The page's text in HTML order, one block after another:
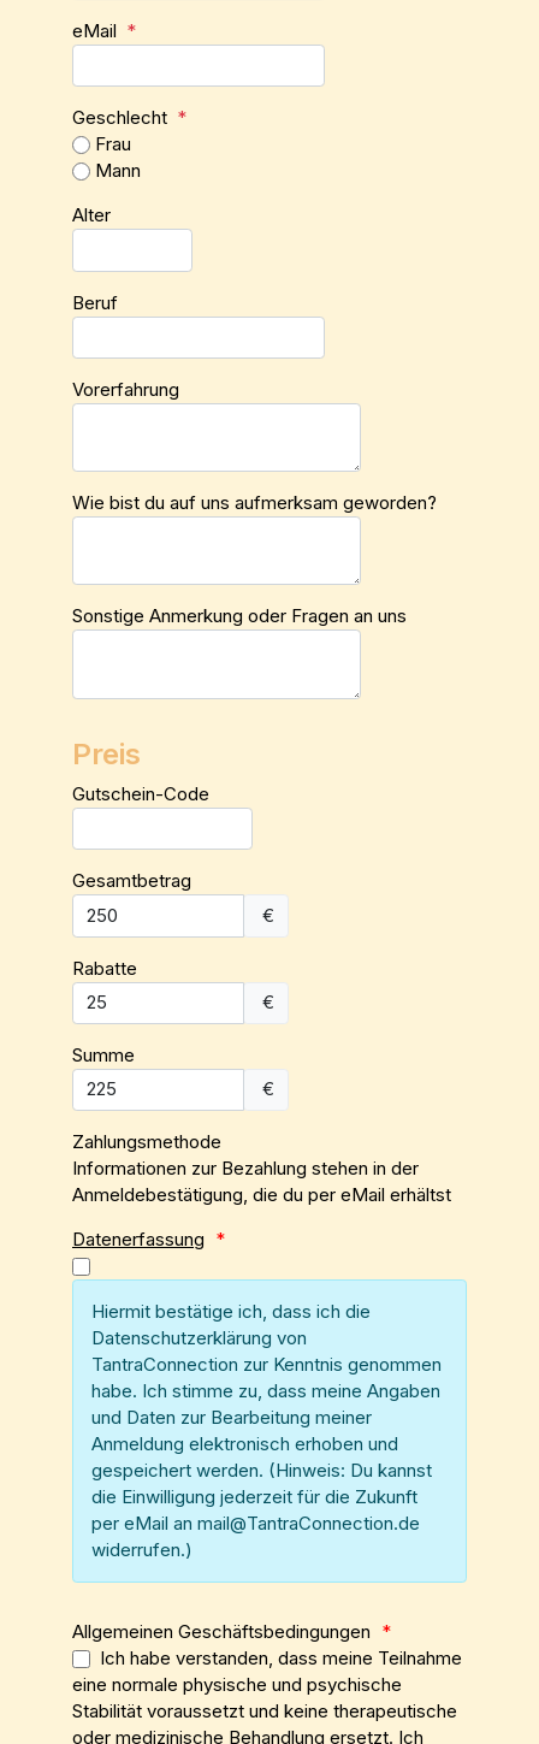
eMail *
Geschlecht *
Frau
Mann
Alter
Beruf
Vorerfahrung
Wie bist du auf uns aufmerksam geworden?
Sonstige Anmerkung oder Fragen an uns
Preis
Gutschein-Code
Gesamtbetrag
€
Rabatte
€
Summe
€
Zahlungsmethode
Informationen zur Bezahlung stehen in der
Anmeldebestätigung, die du per eMail erhältst
Datenerfassung *
Hiermit bestätige ich, dass ich die
Datenschutzerklärung von
TantraConnection zur Kenntnis genommen
habe. Ich stimme zu, dass meine Angaben
und Daten zur Bearbeitung meiner
Anmeldung elektronisch erhoben und
gespeichert werden. (Hinweis: Du kannst
die Einwilligung jederzeit für die Zukunft
per eMail an mail@TantraConnection.de
widerrufen.)
Allgemeinen Geschäftsbedingungen *
Ich habe verstanden, dass meine Teilnahme
eine normale physische und psychische
Stabilität voraussetzt und keine therapeutische
oder medizinische Behandlung ersetzt. Ich